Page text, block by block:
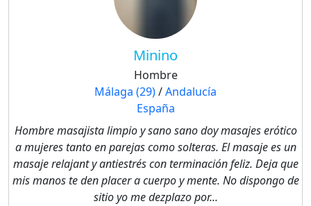
Minino
Hombre
Málaga (29)/Andalucía
España
Hombre masajista limpio y sano sano doy masajes erótico
a mujeres tanto en parejas como solteras. El masaje es un
masaje relajant y antiestrés con terminación feliz. Deja que
mis manos te den placer a cuerpo y mente. No dispongo de
sitio yo me dezplazo por...